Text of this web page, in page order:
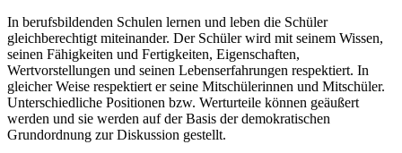
In berufsbildenden Schulen lernen und leben die Schüler
gleichberechtigt miteinander. Der Schüler wird mit seinem Wissen,
seinen Fähigkeiten und Fertigkeiten, Eigenschaften,
Wertvorstellungen und seinen Lebenserfahrungen respektiert. In
gleicher Weise respektiert er seine Mitschülerinnen und Mitschüler.
Unterschiedliche Positionen bzw. Werturteile können geäußert
werden und sie werden auf der Basis der demokratischen
Grundordnung zur Diskussion gestellt.